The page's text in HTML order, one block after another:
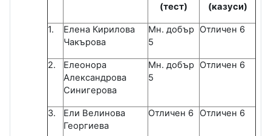
(тест)
(казуси)
1.
Елена Кирилова
Чакърова
Мн. добър
5
Отличен 6
2.
Елеонора
Александрова
Синигерова
Мн. добър
5
Отличен 6
3.
Ели Велинова
Георгиева
Отличен 6 Отличен 6